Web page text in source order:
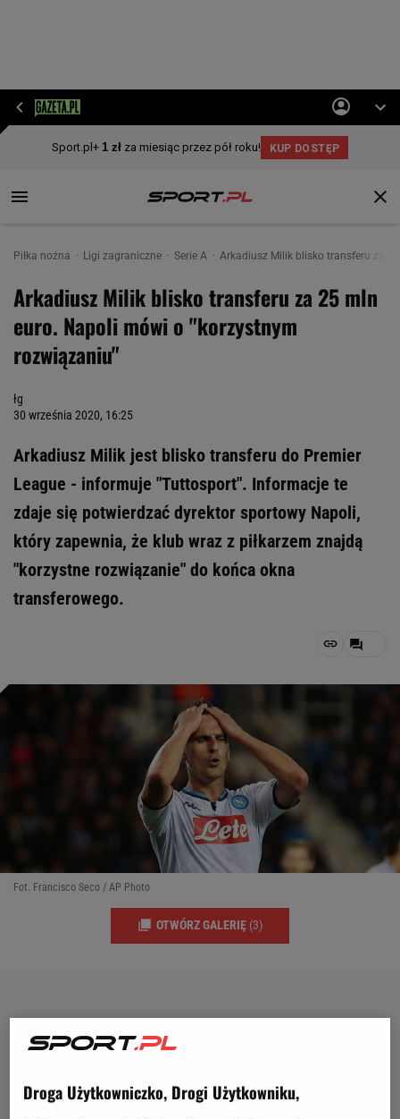
Piłka nożna Ligi zagraniczne Serie A Arkadiusz Milik blisko transferu za
Arkadiusz Milik blisko transferu za 25 mln
euro. Napoli mówi o "korzystnym
rozwiązaniu"
łg
30 września 2020, 16:25
Arkadiusz Milik jest blisko transferu do Premier
League - informuje "Tuttosport". Informacje te
zdaje się potwierdzać dyrektor sportowy Napoli,
który zapewnia, że klub wraz z piłkarzem znajdą
"korzystne rozwiązanie" do końca okna
transferowego.
Fot. Francisco Seco / AP Photo
OTWÓRZ GALERIĘ (3)
Droga Użytkowniczko, Drogi Użytkowniku,